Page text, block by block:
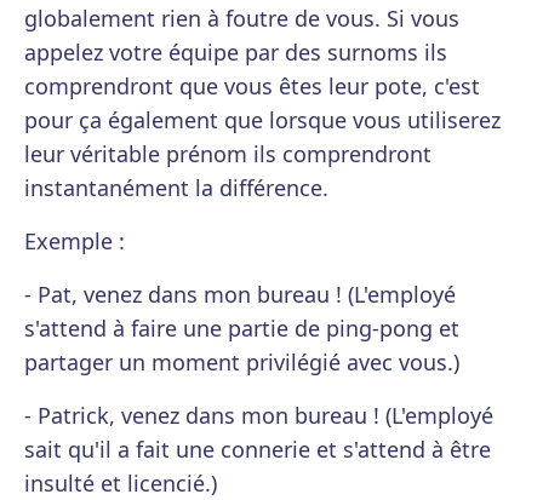
globalement rien à foutre de vous. Si vous
appelez votre équipe par des surnoms ils
comprendront que vous êtes leur pote, c'est
pour ça également que lorsque vous utiliserez
leur véritable prénom ils comprendront
instantanément la différence.
Exemple :
- Pat, venez dans mon bureau ! (L'employé
s'attend à faire une partie de ping-pong et
partager un moment privilégié avec vous.)
- Patrick, venez dans mon bureau ! (L'employé
sait qu'il a fait une connerie et s'attend à être
insulté et licencié.)